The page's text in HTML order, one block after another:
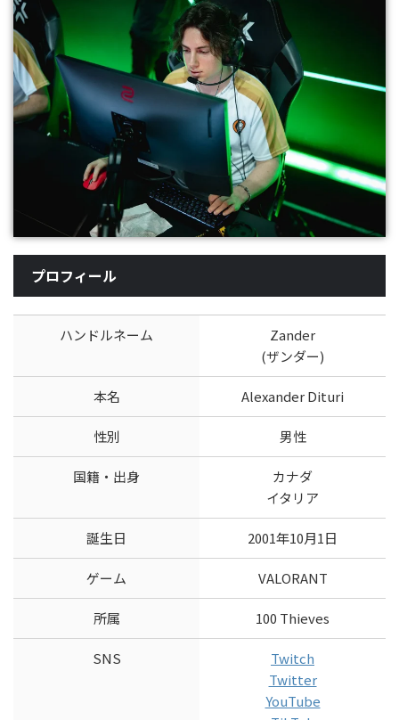
プロフィール
ハンドルネーム
Zander
(ザンダー)
本名 Alexander Dituri
性別 男性
国籍・出身
カナダ
イタリア
誕生日 2001年10月1日
ゲーム VALORANT
所属 100 Thieves
SNS
Twitch
Twitter
YouTube